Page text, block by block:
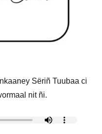
Sëriñ Tuubaa ci
nit ñi.